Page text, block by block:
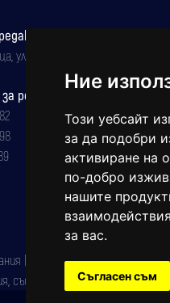
Ние
Този уебсайт
за да подобри
активиране на
по-добро
нашите
взаимодействия
за вас.
Съгласен съм
ул.''Христо Ботев" 43
реклама и абонаменти
национална
свидетелство за марка